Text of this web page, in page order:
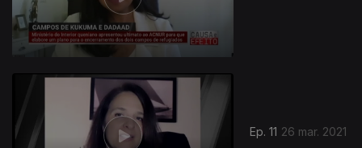
Ep. 11 26 mar. 2021